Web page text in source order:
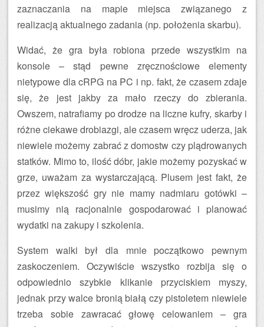
zaznaczania na mapie miejsca związanego z
realizacją aktualnego zadania (np. położenia skarbu).
Widać, że gra była robiona przede wszystkim na
konsole – stąd pewne zręcznościowe elementy
nietypowe dla cRPG na PC i np. fakt, że czasem zdaje
się, że jest jakby za mało rzeczy do zbierania.
Owszem, natrafiamy po drodze na liczne kufry, skarby i
różne ciekawe drobiazgi, ale czasem wręcz uderza, jak
niewiele możemy zabrać z domostw czy plądrowanych
statków. Mimo to, ilość dóbr, jakie możemy pozyskać w
grze, uważam za wystarczającą. Plusem jest fakt, że
przez większość gry nie mamy nadmiaru gotówki –
musimy nią racjonalnie gospodarować i planować
wydatki na zakupy i szkolenia.
System walki był dla mnie początkowo pewnym
zaskoczeniem. Oczywiście wszystko rozbija się o
odpowiednio szybkie klikanie przyciskiem myszy,
jednak przy walce bronią białą czy pistoletem niewiele
trzeba sobie zawracać głowę celowaniem – gra